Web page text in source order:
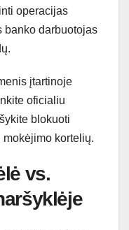
operacijas
banko darbuotojas
įtartinoje
oficialiu
blokuoti
kortelių.
vs.